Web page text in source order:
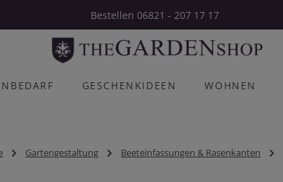
Bestellen 06821 - 207 17 17
GESCHENKIDEEN WOHNEN
Gartengestaltung Beeteinfassungen & Rasenkanten